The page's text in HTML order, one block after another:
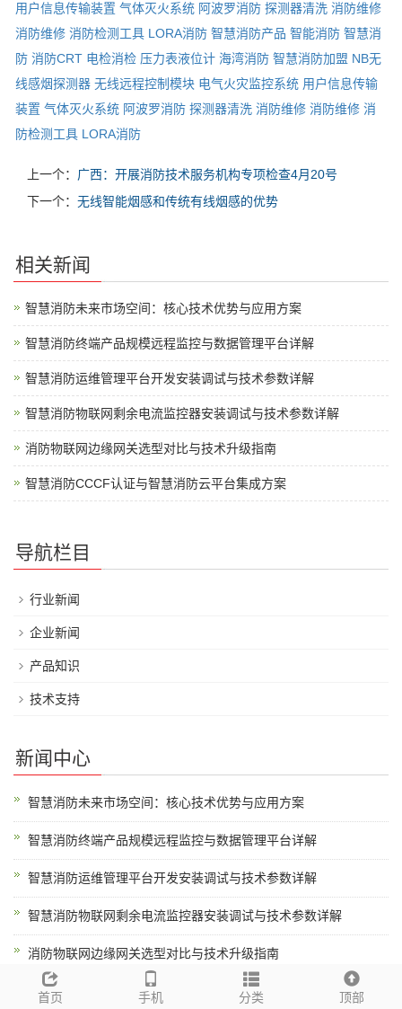
用户信息传输装置 气体灭火系统 阿波罗消防 探测器清洗 消防维修
消防维修 消防检测工具 LORA消防 智慧消防产品 智能消防 智慧消
防 消防CRT 电检消检 压力表液位计 海湾消防 智慧消防加盟 NB无
线感烟探测器 无线远程控制模块 电气火灾监控系统 用户信息传输
装置 气体灭火系统 阿波罗消防 探测器清洗 消防维修 消防维修 消
防检测工具 LORA消防
上一个： 广西：开展消防技术服务机构专项检查4月20号
下一个： 无线智能烟感和传统有线烟感的优势
相关新闻
智慧消防未来市场空间：核心技术优势与应用方案
智慧消防终端产品规模远程监控与数据管理平台详解
智慧消防运维管理平台开发安装调试与技术参数详解
智慧消防物联网剩余电流监控器安装调试与技术参数详解
消防物联网边缘网关选型对比与技术升级指南
智慧消防CCCF认证与智慧消防云平台集成方案
导航栏目
行业新闻
企业新闻
产品知识
技术支持
新闻中心
智慧消防未来市场空间：核心技术优势与应用方案
智慧消防终端产品规模远程监控与数据管理平台详解
智慧消防运维管理平台开发安装调试与技术参数详解
智慧消防物联网剩余电流监控器安装调试与技术参数详解
消防物联网边缘网关选型对比与技术升级指南
智慧消防CCCF认证与智慧消防云平台集成方案
首页 手机 分类 顶部